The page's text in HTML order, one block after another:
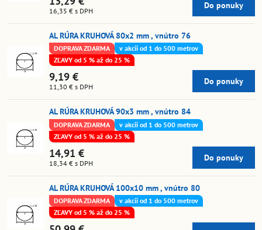
16,35 € s DPH
Do ponuky
AL RÚRA KRUHOVÁ 80x2 mm , vnútro 76
DOPRAVA ZDARMA
v akcii od 1 do 500 metrov
ZĽAVY od 5 % až do 25 %
9,19 €
11,30 € s DPH
Do ponuky
AL RÚRA KRUHOVÁ 90x3 mm , vnútro 84
DOPRAVA ZDARMA
v akcii od 1 do 500 metrov
ZĽAVY od 5 % až do 25 %
14,91 €
18,34 € s DPH
Do ponuky
AL RÚRA KRUHOVÁ 100x10 mm , vnútro 80
DOPRAVA ZDARMA
v akcii od 1 do 500 metrov
ZĽAVY od 5 % až do 25 %